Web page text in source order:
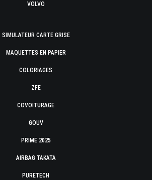
VOLVO
SIMULATEUR CARTE GRISE
MAQUETTES EN PAPIER
COLORIAGES
ZFE
COVOITURAGE
GOUV
PRIME 2025
AIRBAG TAKATA
PURETECH